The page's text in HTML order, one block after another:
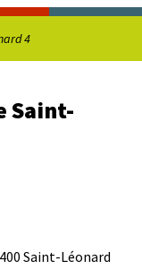
4
Saint-
Saint-Léonard